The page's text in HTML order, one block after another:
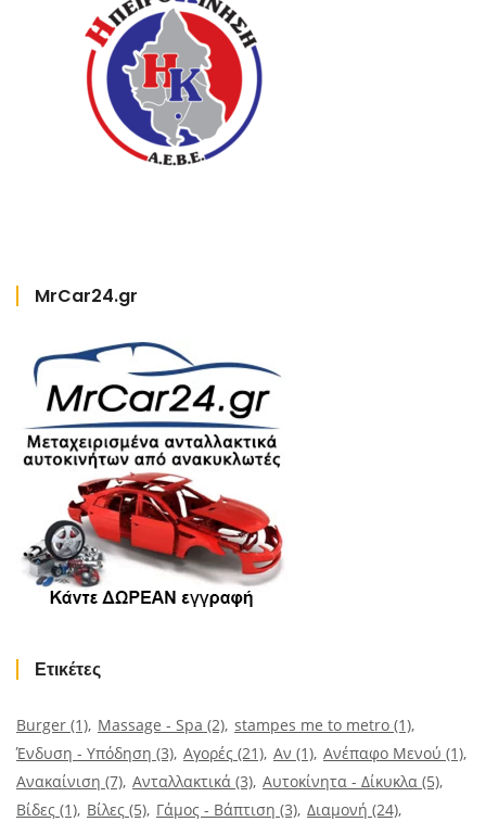
MrCar24.gr
Ετικέτες
Burger (1) Massage - Spa (2) stampes me to metro (1)
Ένδυση - Υπόδηση (3) Αγορές (21) Αν (1) Ανέπαφο Μενού (1)
Ανακαίνιση (7) Ανταλλακτικά (3) Αυτοκίνητα - Δίκυκλα (5)
Βίδες (1) Βίλες (5) Γάμος - Βάπτιση (3) Διαμονή (24)